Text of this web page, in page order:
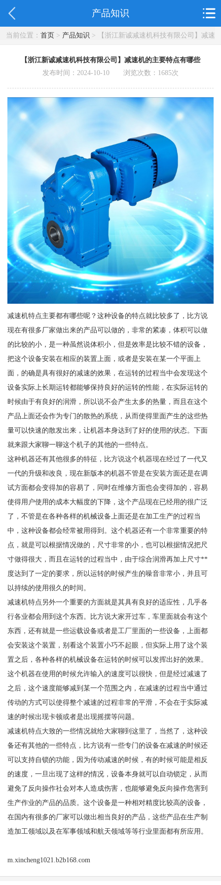
产品知识
当前位置： 首页> 产品知识 > 【浙江新诚减速机科技有限公司】减速
【浙江新诚减速机科技有限公司】减速机的主要特点有哪些
发布时间：2024-10-10 浏览次数： 1685次
减速机特点主要都有哪些呢？这种设备的特点就比较多了，比方说
现在有很多厂家做出来的产品可以做的，非常的紧凑，体积可以做
的比较的小，是一种虽然说体积小，但是效率是比较不错的设备，
把这个设备安装在相应的装置上面，或者是安装在某一个平面上
面，的确是具有很好的减速的效果，在运转的过程当中会发现这个
设备实际上长期运转都能够保持良好的运转的性能，在实际运转的
时候由于有良好的润滑，所以说不会产生太多的热量，而且在这个
产品上面还会作为专门的散热的系统，从而使得里面产生的这些热
量可以快速的散发出来，让机器本身达到了好的使用的状态。下面
就来跟大家聊一聊这个机子的其他的一些特点。
这种机器还有其他很多的特征，比方说这个机器现在经过了一代又
一代的升级和改良，现在新版本的机器不管是在安装方面还是在调
试方面都会变得加的容易了，同时在维修方面也会变得加的，容易
使得用户使用的成本大幅度的下降，这个产品现在已经用的很广泛
了，不管是在各种各样的机械设备上面还是在加工生产的过程当
中，这种设备都会经常被用得到。这个机器还有一个非常重要的特
点，就是可以根据情况做的，尺寸非常的小，也可以根据情况把尺
寸做得很大，而且在运转的过程当中，由于综合润滑再加上尺寸**
度达到了一定的要求，所以运转的时候产生的噪音非常小，并且可
以持续的使用很久的时间。
减速机特点另外一个重要的方面就是其具有良好的适应性，几乎各
行各业都会用到这个东西。比方说大家开过车，车里面就会有这个
东西，还有就是一些运载设备或者是工厂里面的一些设备，上面都
会安装这个装置，别看这个装置小巧不起眼，但实际上用了这个装
置之后，各种各样的机械设备在运转的时候可以发挥出好的效果。
这个机器在使用的时候允许输入的速度可以很快，但是经过减速了
之后，这个速度能够减到某一个范围之内，在减速的过程当中通过
传动的方式可以使得整个减速的过程非常的平滑，不会在于实际减
速的时候出现卡顿或者是出现摇摆等问题。
减速机特点大致的一些情况就给大家聊到这里了，当然了，这种设
备还有其他的一些特点，比方说有一些专门的设备在减速的时候还
可以支持自锁的功能，因为传动减速的时候，有的时候可能是相反
的速度，一旦出现了这样的情况，设备本身就可以自动锁定，从而
避免了反向操作社会对本人造成伤害，也能够避免反向操作危害到
生产作业的产品的品质。这个设备是一种相对精度比较高的设备，
在国内有很多的厂家可以做出相当良好的产品，这些产品在生产制
造加工领域以及在军事领域和航天领域等等行业里面都有所应用。
m.xincheng1021.b2b168.com